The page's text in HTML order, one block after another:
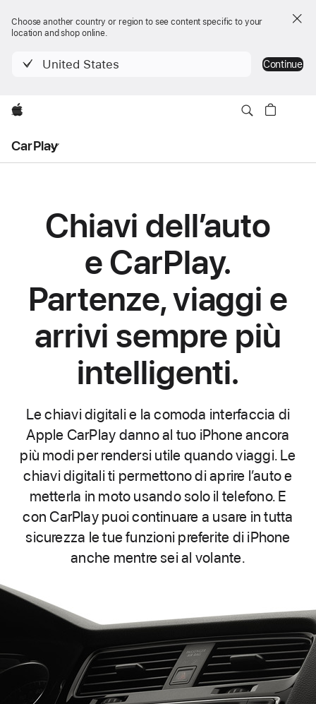
Choose another country or region to see content specific to your
location and shop online.
United States Continue
Apple
CarPlay
menu
Chiavi dell’auto
e CarPlay.
Partenze, viaggi e
arrivi sempre più
intelligenti.
Le chiavi digitali e la comoda interfaccia di
Apple CarPlay danno al tuo iPhone ancora
più modi per rendersi utile quando viaggi. Le
chiavi digitali ti permettono di aprire l’auto e
metterla in moto usando solo il telefono. E
con CarPlay puoi continuare a usare in tutta
sicurezza le tue funzioni preferite di iPhone
anche mentre sei al volante.